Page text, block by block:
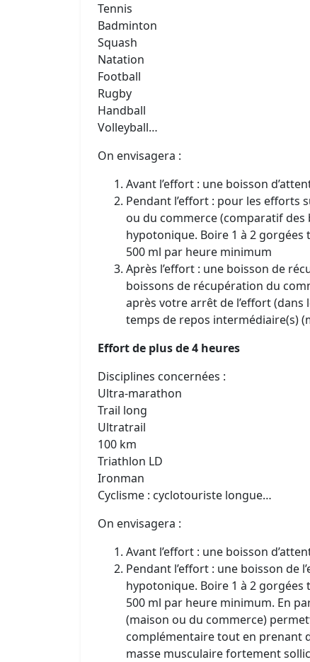
Tennis
Badminton
Squash
Natation
Football
Rugby
Handball
Volleyball…
On envisagera :
Avant l’effort : une boisson
Pendant l’effort : pour les efforts
ou du commerce (comparatif
hypotonique. Boire 1 à 2
500 ml par heure minimum
Après l’effort : une boisson de
boissons de récupération du
après votre arrêt de l’effort (dans
temps de repos intermédiaire(s)
Effort de plus de 4 heures
Disciplines concernées :
Ultra-marathon
Trail long
Ultratrail
100 km
Triathlon LD
Ironman
Cyclisme : cyclotouriste longue…
On envisagera :
Avant l’effort : une boisson
Pendant l’effort : une boisson de
hypotonique. Boire 1 à 2
500 ml par heure minimum. En
(maison ou du commerce)
complémentaire tout en prenant
masse musculaire fortement